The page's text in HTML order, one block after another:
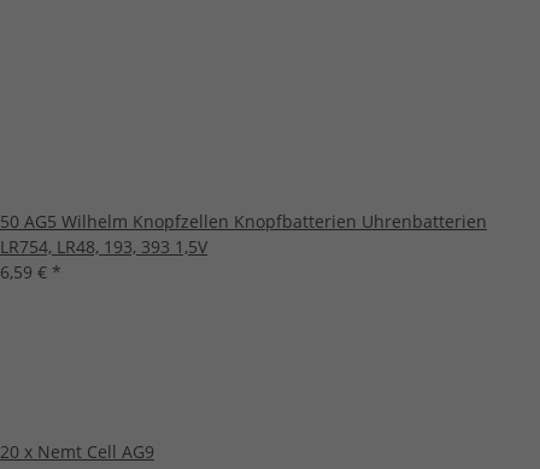
50 AG5 Wilhelm Knopfzellen Knopfbatterien Uhrenbatterien
LR754, LR48, 193, 393 1,5V
6,59 € *
20 x Nemt Cell AG9